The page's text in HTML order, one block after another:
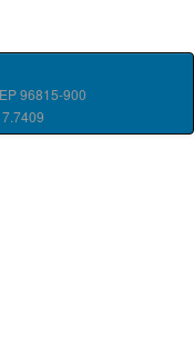
96815-900